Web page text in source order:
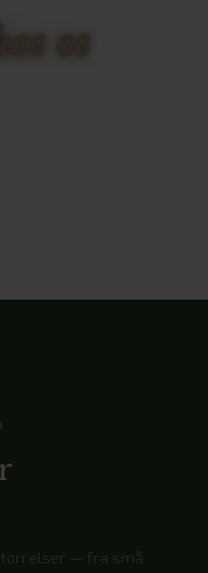
os
— fra små